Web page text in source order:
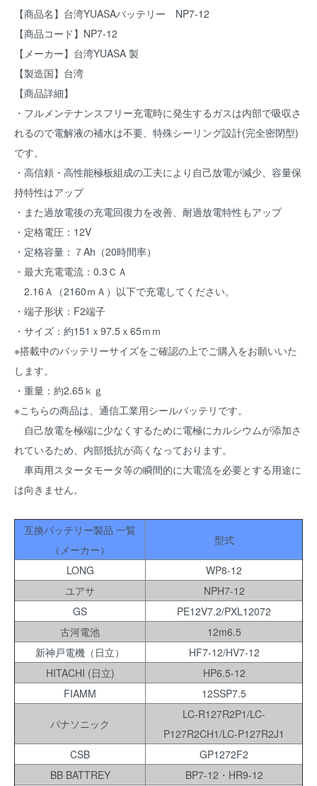
【商品名】台湾YUASAバッテリー NP7-12
【商品コード】NP7-12
【メーカー】台湾YUASA 製
【製造国】台湾
【商品詳細】
・フルメンテナンスフリー充電時に発生するガスは内部で吸収さ
れるので電解液の補水は不要、特殊シーリング設計(完全密閉型)
です。
・高信頼・高性能極板組成の工夫により自己放電が減少、容量保
持特性はアップ
・また過放電後の充電回復力を改善、耐過放電特性もアップ
・定格電圧：12V
・定格容量：７Ah（20時間率）
・最大充電電流：0.3ＣＡ
2.16Ａ（2160ｍＡ）以下で充電してください。
・端子形状：F2端子
・サイズ：約151ｘ97.5ｘ65ｍｍ
※搭載中のバッテリーサイズをご確認の上でご購入をお願いいた
します。
・重量：約2.65ｋｇ
※こちらの商品は、通信工業用シールバッテリです。
自己放電を極端に少なくするために電極にカルシウムが添加さ
れているため、内部抵抗が高くなっております。
車両用スタータモータ等の瞬間的に大電流を必要とする用途に
は向きません。
互換バッテリー製品 一覧
（メーカー）
型式
LONG
WP8-12
ユアサ
NPH7-12
GS
PE12V7.2/PXL12072
古河電池
12m6.5
新神戸電機（日立）
HF7-12/HV7-12
HITACHI (日立)
HP6.5-12
FIAMM
12SSP7.5
パナソニック
LC-R127R2P1/LC-
P127R2CH1/LC-P127R2J1
CSB
GP1272F2
BB BATTREY
BP7-12・HR9-12